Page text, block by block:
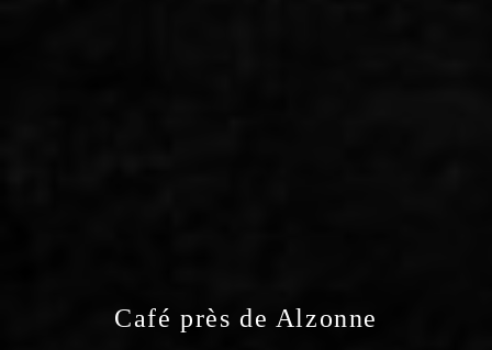
Café près de Alzonne